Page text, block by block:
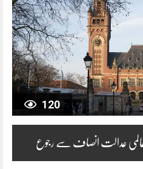
120
عالمی عدالت انصاف سے رجوع